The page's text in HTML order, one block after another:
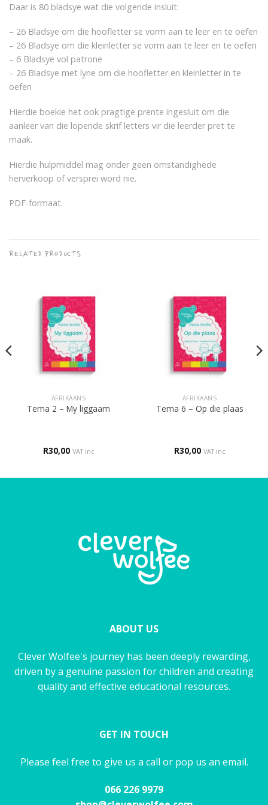
Daar is 80 bladsye wat die volgende insluit:
– 26 Bladsye om die hoofletter se vorm aan te leer en te oefen
– 26 Bladsye om die kleinletter se vorm aan te leer en te oefen
– 6 Bladsye vol patrone
– 26 Bladsye met lyne om die hoofletter en kleinletter in te
oefen
Hierdie boekie het ook pragtige prente ingesluit om die
aanleer van die lopende skrif letters vir die leerder pret te
maak.
Hierdie hulpmiddel mag onder geen omstandighede
herverkoop of versprei word nie.
PDF-formaat.
RELATED PRODUCTS
AFRIKAANS
Tema 2 – My liggaam
R30,00 VAT inc
AFRIKAANS
Tema 6 – Op die plaas
R30,00 VAT inc
ABOUT US
Clever Wolfee's journey has been deeply rewarding,
driven by a genuine passion for children and creating
quality and effective educational resources.
GET IN TOUCH
Please feel free to give us a call or pop us an email.
066 226 9979